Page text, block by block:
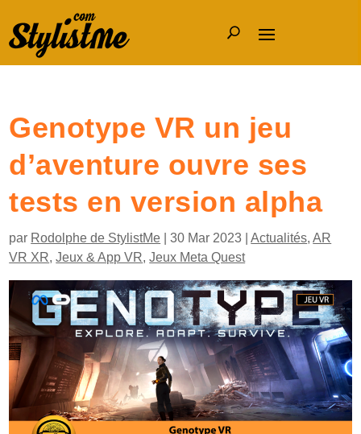
Genotype VR un jeu
d’aventure ouvre ses
tests en version alpha
par Rodolphe de StylistMe |30 Mar 2023 |Actualités,AR
VR XR,Jeux & App VR,Jeux Meta Quest